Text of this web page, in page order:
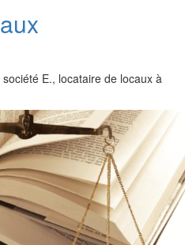
E., locataire de locaux à